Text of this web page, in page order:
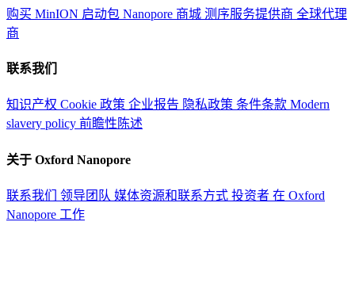
购买 MinION 启动包 Nanopore 商城 测序服务提供商 全球代理
商
联系我们
知识产权 Cookie 政策 企业报告 隐私政策 条件条款 Modern
slavery policy 前瞻性陈述
关于 Oxford Nanopore
联系我们 领导团队 媒体资源和联系方式 投资者 在 Oxford
Nanopore 工作